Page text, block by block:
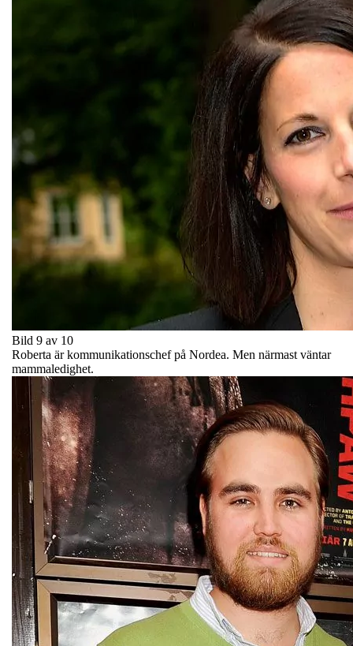
Bild 9 av 10
Roberta är kommunikationschef på Nordea. Men närmast väntar
mammaledighet.